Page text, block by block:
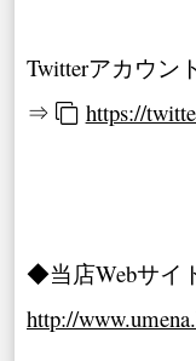
Twitterアカウン
⇒
https://
◆当店Webサイ
http://